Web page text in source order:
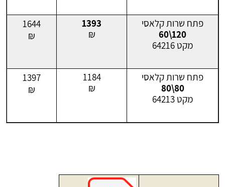
פתח שרות קלאסי
120\60
מקט 64216
1393
₪
1644
₪
פתח שרות קלאסי
80\80
מקט 64213
1184
₪
1397
₪